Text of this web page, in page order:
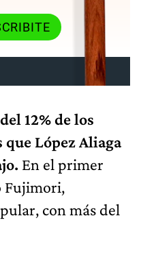
12% de los
López Aliaga
En el primer
Fujimori,
con más del